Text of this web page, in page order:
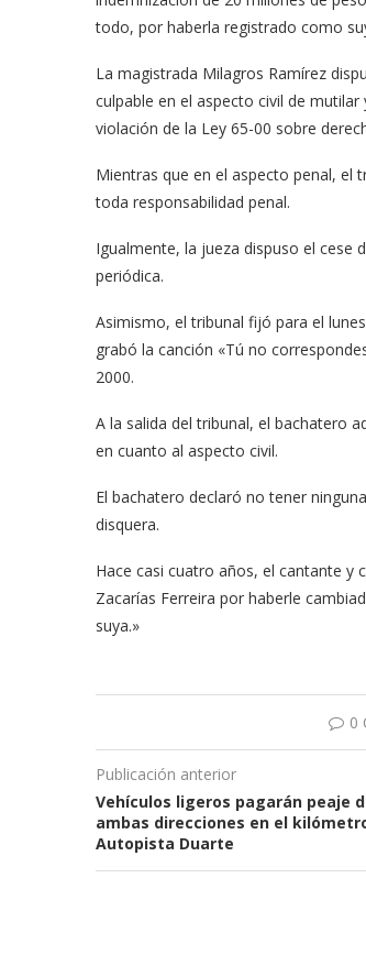
todo, por haberla registrado como
La magistrada Milagros Ramírez
culpable en el aspecto civil de
violación de la Ley 65-00 sobre
Mientras que en el aspecto penal, el
toda responsabilidad penal.
Igualmente, la jueza dispuso el cese
periódica.
Asimismo, el tribunal fijó para el
grabó la canción «Tú no
2000.
A la salida del tribunal, el bachatero
en cuanto al aspecto civil.
El bachatero declaró no tener
disquera.
Hace casi cuatro años, el cantante
Zacarías Ferreira por haberle
suya.»
0
Publicación anterior
Vehículos ligeros pagarán peaje
ambas direcciones en el
Autopista Duarte